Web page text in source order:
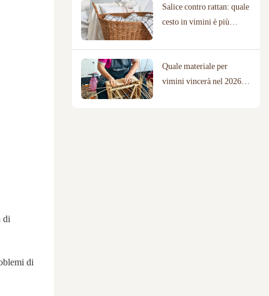
di
di
Salice contro rattan: quale
cesto in vimini è più
Quale materiale per
vimini vincerà nel 2026?